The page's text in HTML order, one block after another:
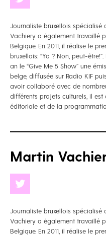
Journaliste bruxellois spécialisé
Vachiery a également travaillé
Belgique. En 2011, il réalise le
bruxellois: “Yo ? Non, peut-
an le “Give Me 5 Show” une
belge, diffusée sur Radio KIF
avoir collaboré avec de
différents projets culturels, il
éditoriale et de la
Martin
Journaliste bruxellois spécialisé
Vachiery a également travaillé
Belgique. En 2011, il réalise le